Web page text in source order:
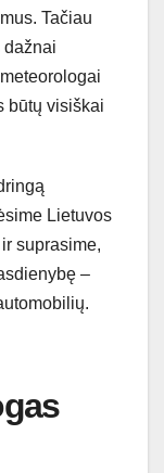
Tačiau
dažnai
būtų visiškai
Lietuvos
suprasime,
–